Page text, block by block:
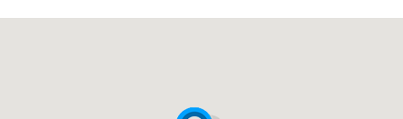
Szkołach Wing Tsun Sifu Dariusz Gradowski.